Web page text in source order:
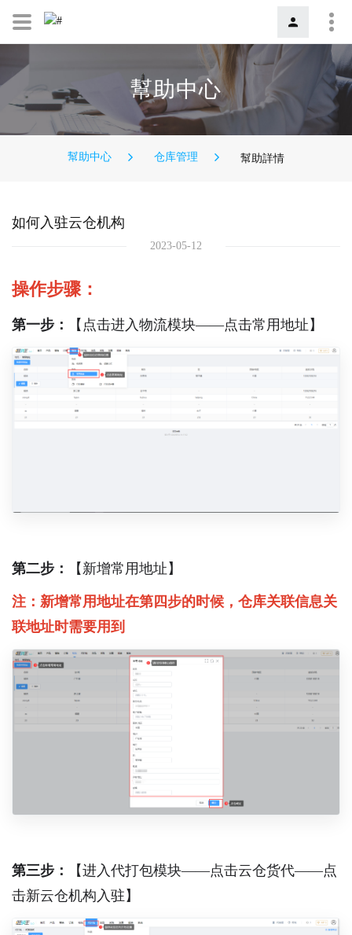
幫助中心
幫助中心 仓库管理 幫助詳情
如何入驻云仓机构
2023-05-12
操作步骤：
第一步： 【点击进入物流模块——点击常用地址】
第二步： 【新增常用地址】
注：新增常用地址在第四步的时候，仓库关联信息关
联地址时需要用到
第三步：
【进入代打包模块——点击云仓货代——点
击新云仓机构入驻】